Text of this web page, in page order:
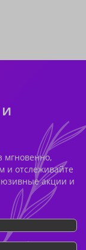
мгновенно,
и отслеживайте
акции и